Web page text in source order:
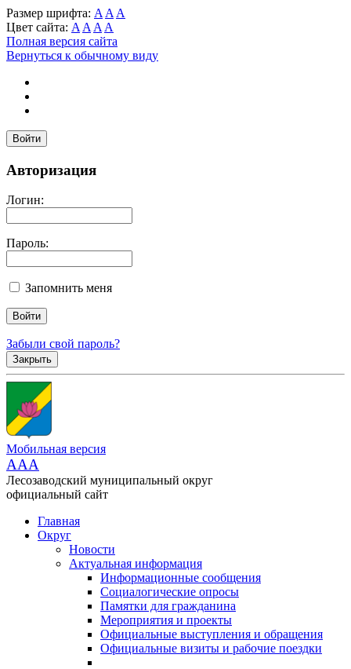
Размер шрифта: A A A
Цвет сайта: A A A A
Полная версия сайта
Вернуться к обычному виду
Войти
Авторизация
Логин:
Пароль:
Запомнить меня
Забыли свой пароль?
Закрыть
Мобильная версия
AAA
Лесозаводский муниципальный округ
официальный сайт
Главная
Округ
Новости
Актуальная информация
Информационные сообщения
Социалогические опросы
Памятки для гражданина
Мероприятия и проекты
Официальные выступления и обращения
Официальные визиты и рабочие поездки